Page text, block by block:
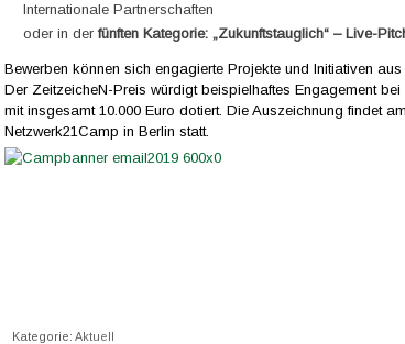
Internationale Partnerschaften
oder in der fünften Kategorie: „Zukunftstauglich“ – Live-
Bewerben können sich engagierte Projekte und Initiativen
Der ZeitzeicheN-Preis würdigt beispielhaftes Engagement
mit insgesamt 10.000 Euro dotiert. Die Auszeichnung findet
Netzwerk21Camp in Berlin statt.
Kategorie:Aktuell